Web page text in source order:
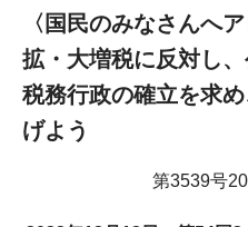
〈国民のみなさんへ
拡・大増税に反対し
税務行政の確立を求
げよう
第3539号